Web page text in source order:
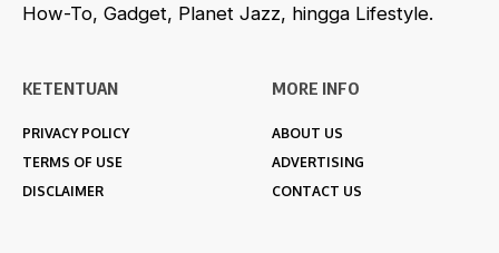
How-To, Gadget, Planet Jazz, hingga Lifestyle.
KETENTUAN
PRIVACY POLICY
TERMS OF USE
DISCLAIMER
MORE INFO
ABOUT US
ADVERTISING
CONTACT US